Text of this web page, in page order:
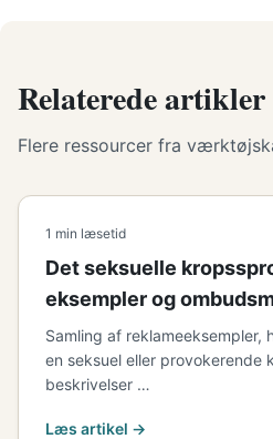
Relaterede artikler
Flere ressourcer fra
1 min læsetid
Det seksuelle
eksempler og
Samling af reklameeksempler,
en seksuel eller provokerende
beskrivelser …
Læs artikel →